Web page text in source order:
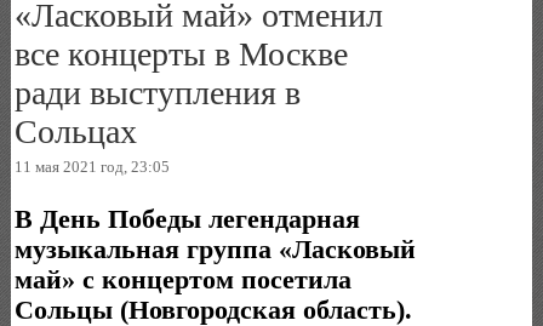
«Ласковый май» отменил
все концерты в Москве
ради выступления в
Сольцах
11 мая 2021 год, 23:05
В День Победы легендарная
музыкальная группа «Ласковый
май» с концертом посетила
Сольцы (Новгородская область).